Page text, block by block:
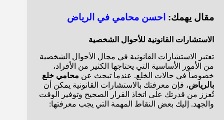
مقال يهمك: احسن محامي في الرياض
الاستشارات القانونية للأحوال الشخصية
تعتبر الاستشارات القانونية في مجال الأحوال الشخصية
من الأمور الأساسية التي يحتاجها الكثير من الأفراد،
خصوصاً في حالات الخلع. عندما تبحث عن محامي خلع
بالرياض، فإن معرفتك بالاستشارات القانونية يمكن أن
تُعزز من قدرتك على اتخاذ القرار الصحيح وتوفير الوقت
والجهد. إليك بعض النقاط المهمة التي يجب معرفتها: